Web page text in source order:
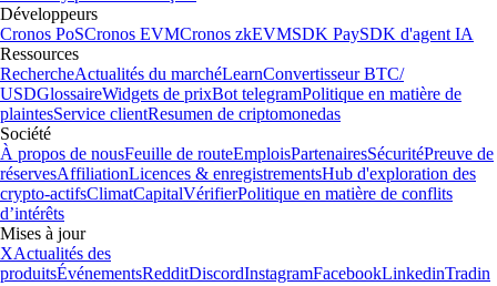
Développeurs
Cronos PoSCronos EVMCronos zkEVMSDK PaySDK d'agent IA
Ressources
RechercheActualités du marchéLearnConvertisseur BTC/
USDGlossaireWidgets de prixBot telegramPolitique en matière de
plaintesService clientResumen de criptomonedas
Société
À propos de nousFeuille de routeEmploisPartenairesSécuritéPreuve de
réservesAffiliationLicences & enregistrementsHub d'exploration des
crypto-actifsClimatCapitalVérifierPolitique en matière de conflits
d’intérêts
Mises à jour
XActualités des
produitsÉvénementsRedditDiscordInstagramFacebookLinkedinTradin